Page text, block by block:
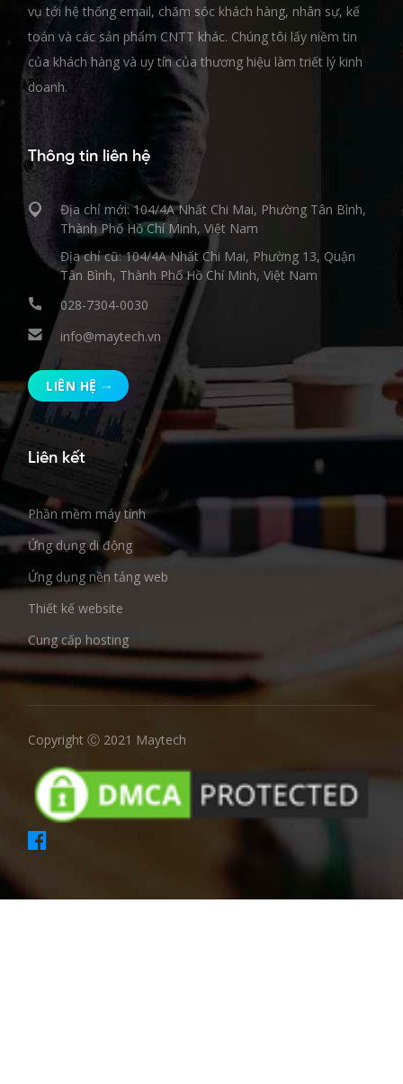
vụ tới hệ thống email, chăm sóc khách hàng, nhân sự, kế
toán và các sản phẩm CNTT khác. Chúng tôi lấy niềm tin
của khách hàng và uy tín của thương hiệu làm triết lý kinh
doanh.
Thông tin liên hệ
Địa chỉ mới: 104/4A Nhất Chi Mai, Phường Tân Bình,
Thành Phố Hồ Chí Minh, Việt Nam
Địa chỉ cũ: 104/4A Nhất Chi Mai, Phường 13, Quận
Tân Bình, Thành Phố Hồ Chí Minh, Việt Nam
028-7304-0030
info@maytech.vn
LIÊN HỆ
Liên kết
Phần mềm máy tính
Ứng dụng di động
Ứng dụng nền tảng web
Thiết kế website
Cung cấp hosting
Copyright Ⓒ 2021 Maytech